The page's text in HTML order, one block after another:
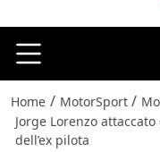
Home / MotorSport /
Jorge Lorenzo
dell’ex pilota